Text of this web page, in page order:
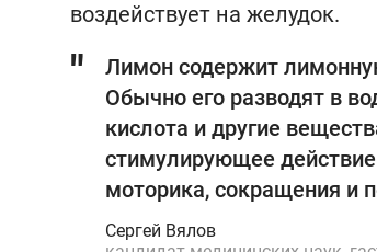
воздействует на желудок.
Лимон содержит
Обычно его разводят в
кислота и другие
стимулирующее
моторика, сокращения и
Сергей Вялов